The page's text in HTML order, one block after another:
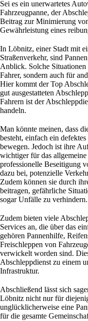
Sei es ein unerwartetes
Fahrzeugpanne, der
Beitrag zur Minimierung
Gewährleistung eines
In Löbnitz, einer Stadt mit
Straßenverkehr, sind
Anblick. Solche
Fahrer, sondern auch für
Hier kommt der Top
gut ausgestatteten
Fahrern ist der
handeln.
Man könnte meinen, dass
besteht, einfach ein
bewegen. Jedoch ist ihre
wichtiger für das
professionelle Beseitigung
dazu bei, potenzielle
Zudem können sie durch
beitragen, gefährliche
sogar Unfälle zu verhindern.
Zudem bieten viele
Services an, die über das
gehören Pannenhilfe,
Freischleppen von
verwickelt worden sind.
Abschleppdienst zu einem
Infrastruktur.
Abschließend lässt sich
Löbnitz nicht nur für
unglücklicherweise eine
für die gesamte